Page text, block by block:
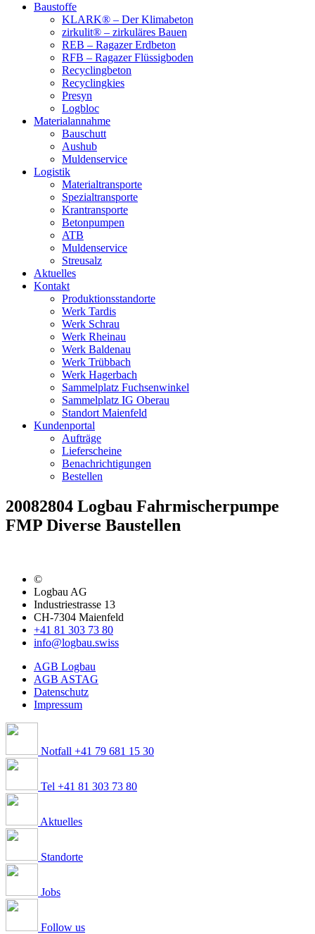
Baustoffe
KLARK® – Der Klimabeton
zirkulit® – zirkuläres Bauen
REB – Ragazer Erdbeton
RFB – Ragazer Flüssigboden
Recyclingbeton
Recyclingkies
Presyn
Logbloc
Materialannahme
Bauschutt
Aushub
Muldenservice
Logistik
Materialtransporte
Spezialtransporte
Krantransporte
Betonpumpen
ATB
Muldenservice
Streusalz
Aktuelles
Kontakt
Produktionsstandorte
Werk Tardis
Werk Schrau
Werk Rheinau
Werk Baldenau
Werk Trübbach
Werk Hagerbach
Sammelplatz Fuchsenwinkel
Sammelplatz IG Oberau
Standort Maienfeld
Kundenportal
Aufträge
Lieferscheine
Benachrichtigungen
Bestellen
20082804 Logbau Fahrmischerpumpe
FMP Diverse Baustellen
©
Logbau AG
Industriestrasse 13
CH-7304 Maienfeld
+41 81 303 73 80
info@logbau.swiss
AGB Logbau
AGB ASTAG
Datenschutz
Impressum
Notfall +41 79 681 15 30
Tel +41 81 303 73 80
Aktuelles
Standorte
Jobs
Follow us